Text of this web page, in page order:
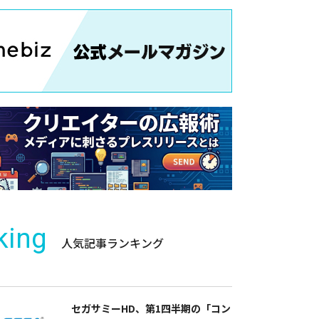
人気記事ランキング
セガサミーHD、第1四半期の「コン